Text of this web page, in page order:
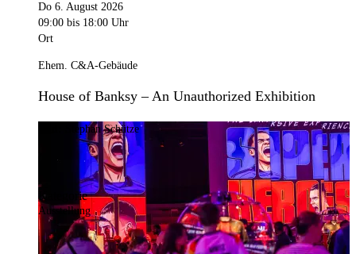
Do 6. August 2026
09:00 bis 18:00 Uhr
Ort
Ehem. C&A-Gebäude
House of Banksy – An Unauthorized Exhibition
Stephan Schütze
Kategorie
Ausstellung